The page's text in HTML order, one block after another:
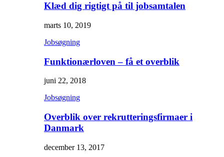
Klæd dig rigtigt på til jobsamtalen
marts 10, 2019
Jobsøgning
Funktionærloven – få et overblik
juni 22, 2018
Jobsøgning
Overblik over rekrutteringsfirmaer i
Danmark
december 13, 2017